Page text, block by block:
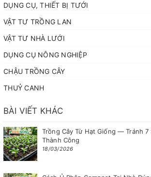
DỤNG CỤ, THIẾT BỊ TƯỚI
VẬT TƯ TRỒNG LAN
VẬT TƯ NHÀ LƯỚI
DỤNG CỤ NÔNG NGHIỆP
CHẬU TRỒNG CÂY
THUỶ CANH
BÀI VIẾT KHÁC
Trồng Cây Từ Hạt Giống — Tránh 7
Thành Công
18/03/2026